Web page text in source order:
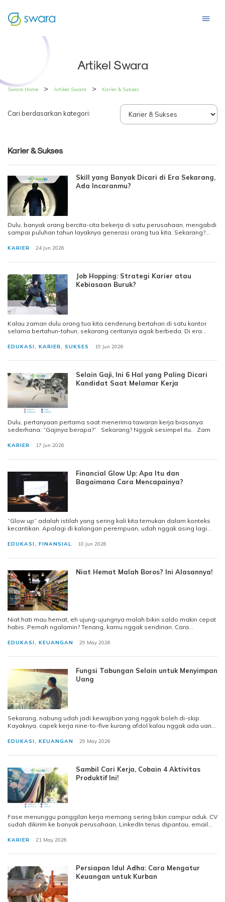
Artikel Swara
Swara Home > Artikel Swara > Karier & Sukses
Cari berdasarkan kategori:
Karier & Sukses
Skill yang Banyak Dicari di Era Sekarang,
Ada Incaranmu?
Dulu, banyak orang bercita-cita bekerja di satu perusahaan, mengabdi
sampai puluhan tahun layaknya generasi orang tua kita. Sekarang?
KARIER 24 Jun 2026
Job Hopping: Strategi Karier atau
Kebiasaan Buruk?
Kalau zaman dulu orang tua kita cenderung bertahan di satu kantor
selama bertahun-tahun, sekarang ceritanya agak berbeda. Di era
EDUKASI, KARIER, SUKSES 19 Jun 2026
Selain Gaji, Ini 6 Hal yang Paling Dicari
Kandidat Saat Melamar Kerja
Dulu, pertanyaan pertama saat menerima tawaran kerja biasanya
sederhana: “Gajinya berapa?” Sekarang? Nggak sesimpel itu. Zam
KARIER 17 Jun 2026
Financial Glow Up: Apa Itu dan
Bagaimana Cara Mencapainya?
“Glow up” adalah istilah yang sering kali kita temukan dalam konteks
kecantikan. Apalagi di kalangan perempuan, udah nggak asing lagi
EDUKASI, FINANSIAL 10 Jun 2026
Niat Hemat Malah Boros? Ini Alasannya!
Niat hati mau hemat, eh ujung-ujungnya malah bikin saldo makin cepat
habis. Pernah ngalamin? Tenang, kamu nggak sendirian. Cara
EDUKASI, KEUANGAN 29 May 2026
Fungsi Tabungan Selain untuk Menyimpan
Uang
Sekarang, nabung udah jadi kewajiban yang nggak boleh di-skip.
Kayaknya, capek kerja nine-to-five kurang afdol kalau nggak ada uang
EDUKASI, KEUANGAN 29 May 2026
Sambil Cari Kerja, Cobain 4 Aktivitas
Produktif Ini!
Fase menunggu panggilan kerja memang sering bikin campur aduk. CV
sudah dikirim ke banyak perusahaan, LinkedIn terus dipantau, email
KARIER 21 May 2026
Persiapan Idul Adha: Cara Mengatur
Keuangan untuk Kurban